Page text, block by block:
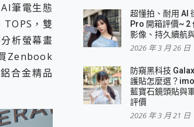
300W 微型充電站 開箱 評測
Free 18.0.0 業界最好的資料救援軟體
簡單
航、頂尖影音娛樂效能~
Xiaomi 14 開箱 評測
設備連接~
機
、拍攝功能最好玩的美拍神機 vivo V30 Pro
箱 評測
筆電生態
，雙
析螢幕畫
Zenbook
合金精品
超懂拍、耐用 AI
Pro 開箱評價~ 2
影像、持久續航
2026 年 3 月 26 日
防窺黑科技
護貼怎麼選？
藍寶石鏡頭貼與
評價
2026 年 3 月 21 日